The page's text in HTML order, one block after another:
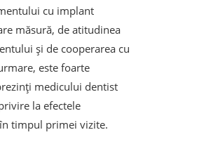
cu implant
măsură, de atitudinea
și de cooperarea cu
este foarte
medicului dentist
la efectele
timpul primei vizite.